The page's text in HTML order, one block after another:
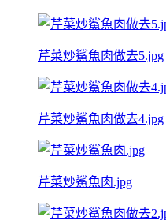
芹菜炒鯊魚肉做去5.jpg
芹菜炒鯊魚肉做去4.jpg
芹菜炒鯊魚肉.jpg